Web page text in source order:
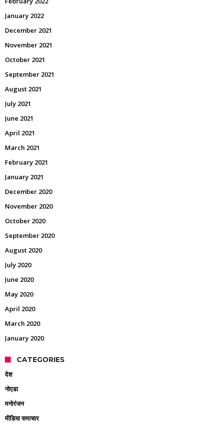
January 2022
December 2021
November 2021
October 2021
September 2021
August 2021
July 2021
June 2021
April 2021
March 2021
February 2021
January 2021
December 2020
November 2020
October 2020
September 2020
August 2020
July 2020
June 2020
May 2020
April 2020
March 2020
January 2020
CATEGORIES
देश
नोएडा
मनोरंजन
मीडिया समाचार